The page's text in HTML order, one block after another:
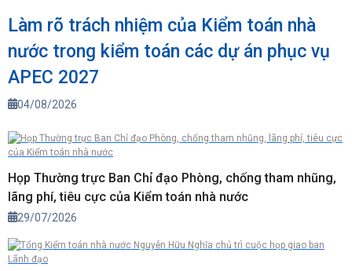
Làm rõ trách nhiệm của Kiểm toán nhà
nước trong kiểm toán các dự án phục vụ
APEC 2027
04/08/2026
Họp Thường trực Ban Chỉ đạo Phòng, chống tham nhũng,
lãng phí, tiêu cực của Kiểm toán nhà nước
29/07/2026